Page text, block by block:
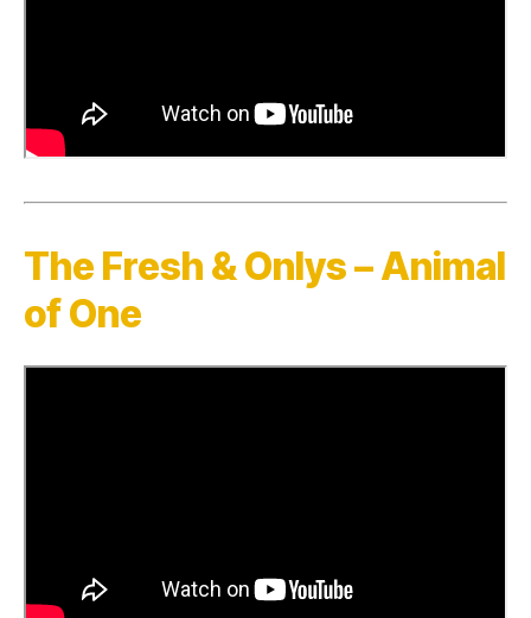
The Fresh & Onlys – Animal
of One